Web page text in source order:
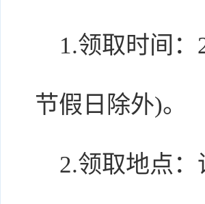
1.领取时间：
节假日除外)。
2.领取地点：